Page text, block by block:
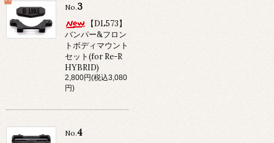
No.3
【DL573】
バンパー&フロン
トボディマウント
セット(for Re-R
HYBRID)
2,800円(税込3,080
円)
No.4